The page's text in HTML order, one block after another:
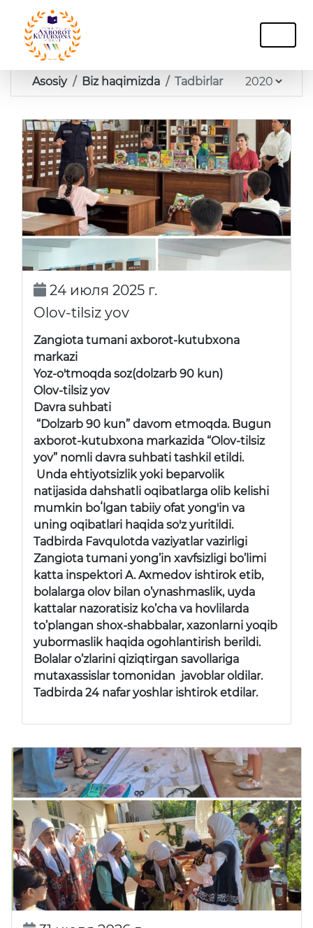
Asosiy Biz haqimizda Tadbirlar
24 июля 2025 г.
Olov-tilsiz yov
Zangiota tumani axborot-kutubxona
markazi
Yoz-o'tmoqda soz(dolzarb 90 kun)
Olov-tilsiz yov
Davra suhbati
“Dolzarb 90 kun” davom etmoqda. Bugun
axborot-kutubxona markazida “Olov-tilsiz
yov” nomli davra suhbati tashkil etildi.
Unda ehtiyotsizlik yoki beparvolik
natijasida dahshatli oqibatlarga olib kelishi
mumkin boʻlgan tabiiy ofat yong'in va
uning oqibatlari haqida so'z yuritildi.
Tadbirda Favqulotda vaziyatlar vazirligi
Zangiota tumani yong’in xavfsizligi bo’limi
katta inspektori A. Axmedov ishtirok etib,
bolalarga olov bilan o’ynashmaslik, uyda
kattalar nazoratisiz ko’cha va hovlilarda
to’plangan shox-shabbalar, xazonlarni yoqib
yubormaslik haqida ogohlantirish berildi.
Bolalar o’zlarini qiziqtirgan savollariga
mutaxassislar tomonidan javoblar oldilar.
Tadbirda 24 nafar yoshlar ishtirok etdilar.